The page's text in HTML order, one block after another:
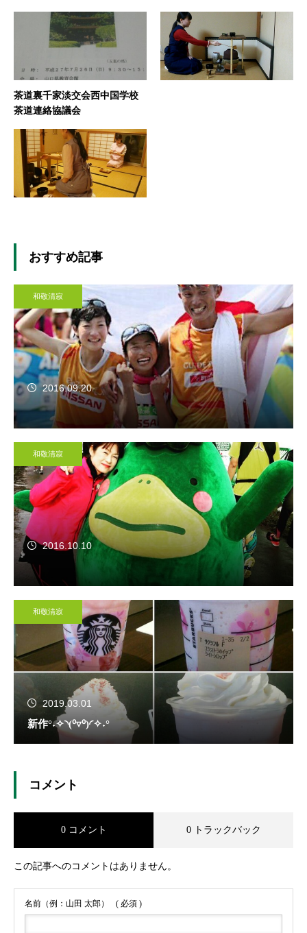
茶道裏千家淡交会西中国学校
茶道連絡協議会
おすすめ記事
和敬清寂
2016.09.20
和敬清寂
2016.10.10
和敬清寂
2019.03.01
新作°˖✧◝(⁰▿⁰)◜✧˖°
コメント
0 コメント 0 トラックバック
この記事へのコメントはありません。
名前（例：山田 太郎） ( 必須 )